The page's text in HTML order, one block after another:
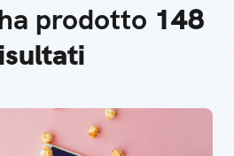
prodotto 148